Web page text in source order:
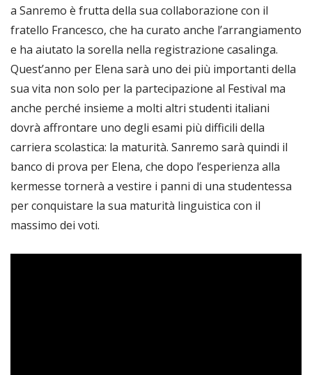
a Sanremo è frutta della sua collaborazione con il
fratello Francesco, che ha curato anche l’arrangiamento
e ha aiutato la sorella nella registrazione casalinga.
Quest’anno per Elena sarà uno dei più importanti della
sua vita non solo per la partecipazione al Festival ma
anche perché insieme a molti altri studenti italiani
dovrà affrontare uno degli esami più difficili della
carriera scolastica: la maturità. Sanremo sarà quindi il
banco di prova per Elena, che dopo l’esperienza alla
kermesse tornerà a vestire i panni di una studentessa
per conquistare la sua maturità linguistica con il
massimo dei voti.